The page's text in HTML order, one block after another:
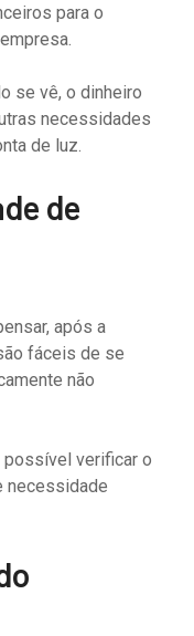
para o
se vê, o dinheiro
necessidades
de luz.
de
após a
fáceis de se
não
possível verificar o
necessidade